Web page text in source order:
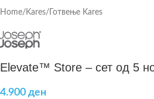
Home/ Kares/ Готвење Kares
Elevate™ Store – сет од 5
4.900 ден